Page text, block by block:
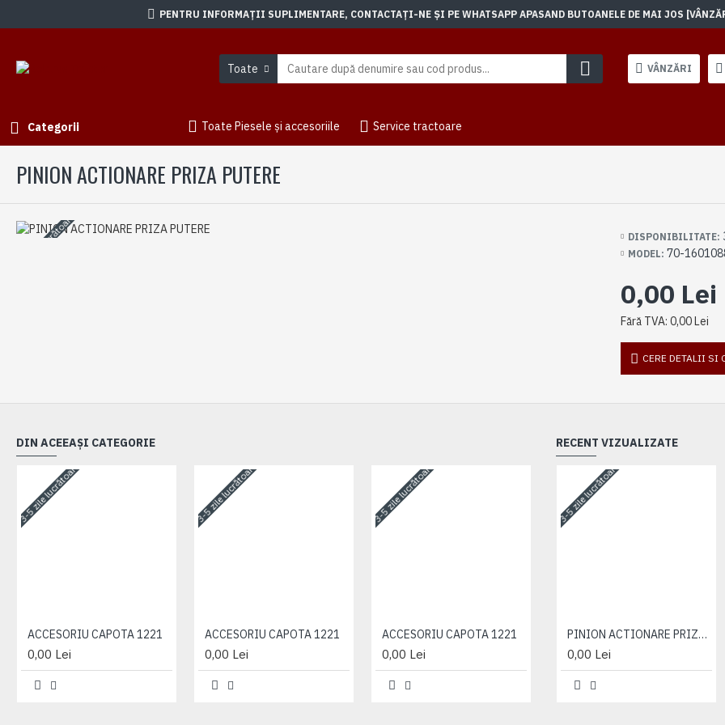
PENTRU INFORMAȚII SUPLIMENTARE, CONTACTAȚI-NE ȘI PE WHATSAPP APASAND BUTOANELE DE MAI JOS
Toate VÂNZĂRI
Categorii Toate Piesele și accesoriile Service tractoare
PINION ACTIONARE PRIZA PUTERE
3-5 zile lucrătoare DISPONIBILITATE:
MODEL: 70-
0,00 Lei
Fără TVA: 0,00 Lei
CERE DETALII SI
DIN ACEEAȘI CATEGORIE
3-5 zile lucrătoare
ACCESORIU CAPOTA 1221
0,00 Lei
3-5 zile lucrătoare
ACCESORIU CAPOTA 1221
0,00 Lei
3-5 zile lucrătoare
ACCESORIU CAPOTA 1221
0,00 Lei
3-5 zile lucrătoare
ACCESORIU CAPOTA 1221
0,00 Lei
RECENT VIZUALIZATE
3-5 zile lucrătoare
PINION ACTIONARE PRIZA PUTERE
0,00 Lei